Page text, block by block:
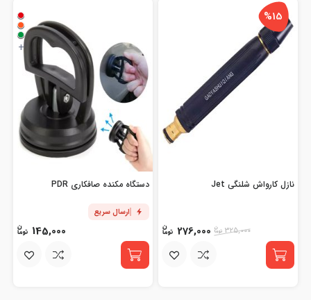
%15
نازل کارواش شلنگی Jet
325,000
276,000
+
دستگاه مکنده صافکاری PDR
ارسال سریع
145,000